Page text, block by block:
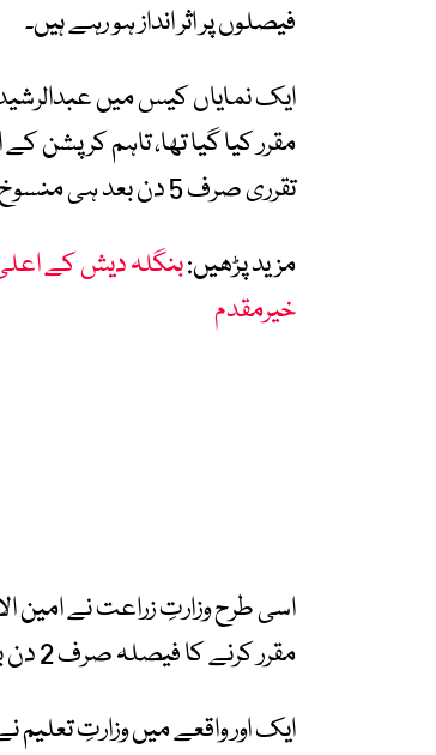
فیصلوں پر اثر انداز ہو رہے ہیں۔
ایک نمایاں کیس میں
مقرر کیا گیا تھا، تاہم کرپشن
تقرری صرف 5 دن بعد ہی منسوخ کر دی گئی۔
مزید پڑھیں:بنگلہ دیش کے اعلیٰ
خیرمقدم
اسی طرح وزارتِ زراعت نے امین
مقرر کرنے کا فیصلہ صرف 2 دن بعد واپس لے لیا۔
ایک اور واقعے میں وزارتِ تعلیم